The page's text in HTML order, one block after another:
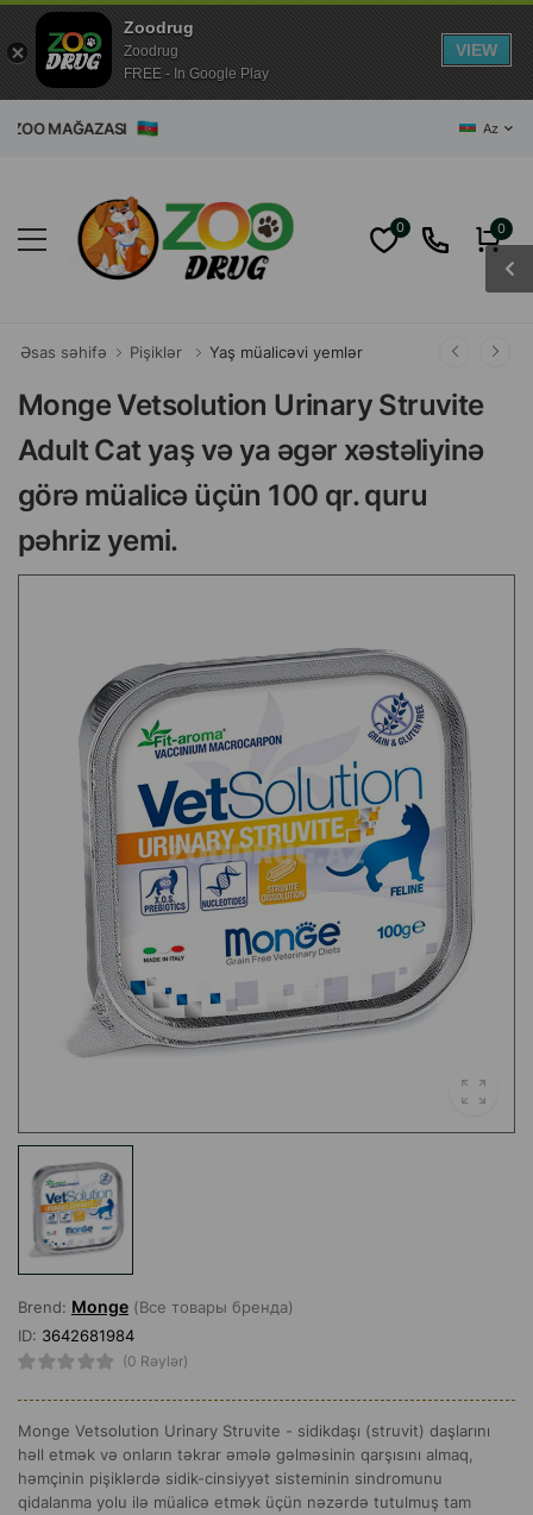
ZOO MAĞAZASI Az
0 0
Əsas səhifə Pişiklər Yaş müalicəvi yemlər
Monge Vetsolution Urinary Struvite
Adult Cat yaş və ya əgər xəstəliyinə
görə müalicə üçün 100 qr. quru
pəhriz yemi.
Brend: Monge (Все товары бренда)
ID: 3642681984
(0 Rəylər)
Monge Vetsolution Urinary Struvite - sidikdaşı (struvit) daşlarını
həll etmək və onların təkrar əmələ gəlməsinin qarşısını almaq,
həmçinin pişiklərdə sidik-cinsiyyət sisteminin sindromunu
qidalanma yolu ilə müalicə etmək üçün nəzərdə tutulmuş tam
Zoodrug
Zoodrug
FREE - In Google Play
VIEW